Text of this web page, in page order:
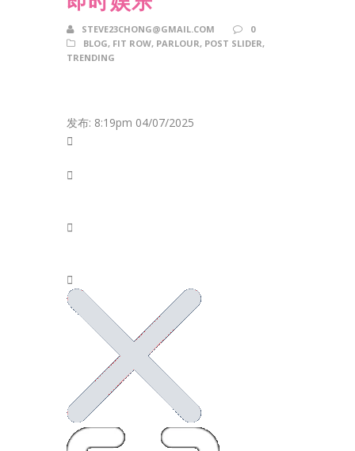
STEVE23CHONG@GMAIL.COM
0
BLOG, FIT ROW, PARLOUR, POST SLIDER,
TRENDING
发布: 8:19pm 04/07/2025